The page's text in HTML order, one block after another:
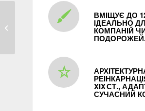
ВМІЩУЄ ДО
ІДЕАЛЬНО
КОМПАНІЙ
XIX СТ.,
СУЧАСНИЙ
Садиба «Скарбівка» — затишок у